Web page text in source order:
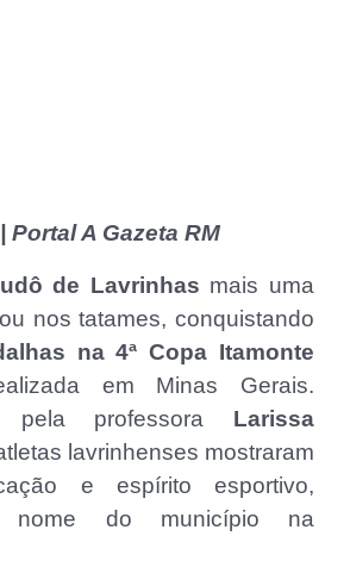
Portal A Gazeta RM
de Lavrinhas mais uma
nos tatames, conquistando
na 4ª Copa Itamonte
em Minas Gerais.
pela professora Larissa
lavrinhenses mostraram
e espírito esportivo,
nome do município na